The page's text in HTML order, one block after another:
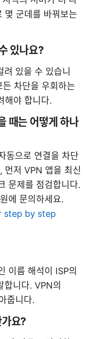
몇 군데를 바꿔보는
있나요?
있을 수 있습니
차단을 우회하는
해야 합니다.
때는 어떻게 하나
동으로 연결을 차단
먼저 VPN 앱을 최신
문제를 점검합니다.
에 문의하세요.
step by step
이름 해석이 ISP의
합니다. VPN의
줍니다.
요?